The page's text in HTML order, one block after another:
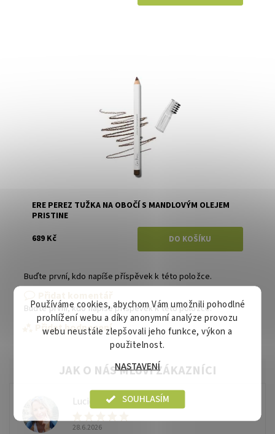
ERE PEREZ TUŽKA NA OBOČÍ S MANDLOVÝM OLEJEM
PRISTINE
689 Kč
Buďte první, kdo napíše příspěvek k této položce.
Buďte první, kdo napíše příspěvek k této položce.
Přidat hodnocení
L
Lucie
28.6.2026
Používáme cookies, abychom Vám umožnili pohodlné
prohlížení webu a díky anonymní analýze provozu
webu neustále zlepšovali jeho funkce, výkon a
použitelnost.
NASTAVENÍ
SOUHLASÍM